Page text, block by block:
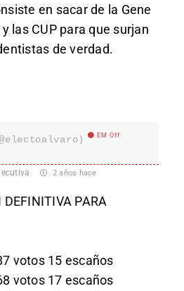
en sacar de la Gene
las CUP para que surjan
de verdad.
EM Off
2 años hace
DEFINITIVA PARA
votos 15 escaños
votos 17 escaños